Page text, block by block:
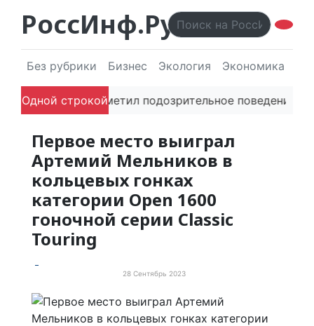
РоссИнф.Ру
Без рубрики Бизнес Экология Экономика
Одной строкой
ИИ Если заметил подозрительное поведение в
Первое место выиграл
Артемий Мельников в
кольцевых гонках
категории Open 1600
гоночной серии Classic
Touring
28 Сентябрь 2023